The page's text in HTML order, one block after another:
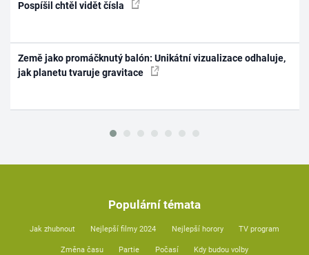
Pospíšil chtěl vidět čísla
Země jako promáčknutý balón: Unikátní vizualizace odhaluje,
jak planetu tvaruje gravitace
Populární témata
Jak zhubnout Nejlepší filmy 2024 Nejlepší horory TV program
Změna času Partie Počasí Kdy budou volby